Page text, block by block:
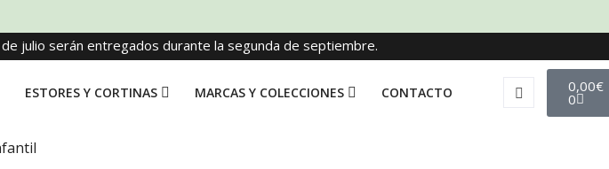
julio serán entregados durante la segunda de septiembre.
ESTORES Y CORTINAS MARCAS Y COLECCIONES CONTACTO 0,00€
0